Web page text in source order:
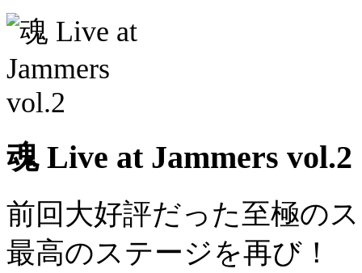
魂 Live at Jammers vol.2
前回大好評だった至極の
最高のステージを再び！